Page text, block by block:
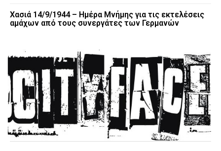
Χασιά 14/9/1944 – Ημέρα Μνήμης για τις εκτελέσεις
αμάχων από τους συνεργάτες των Γερμανών